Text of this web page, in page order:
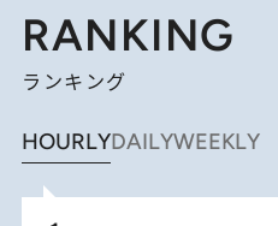
RANKING
ランキング
HOURLYDAILYWEEKLY